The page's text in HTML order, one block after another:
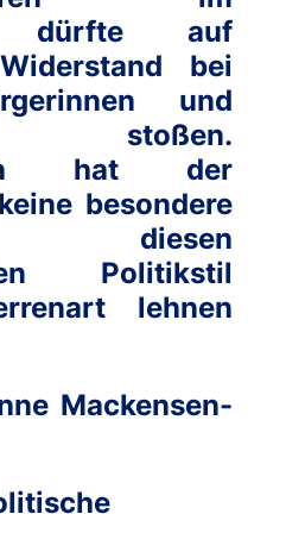
dürfte auf
bei
und
stoßen.
hat der
besondere
diesen
Politikstil
lehnen
Mackensen-